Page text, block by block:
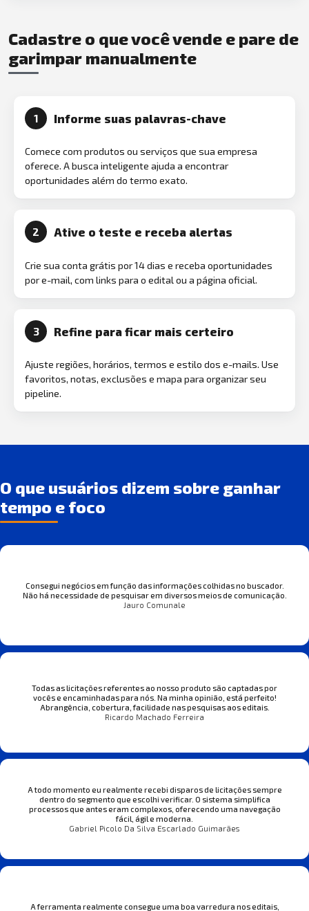
Cadastre o que você vende e pare de
garimpar manualmente
1 Informe suas palavras-chave
Comece com produtos ou serviços que sua empresa
oferece. A busca inteligente ajuda a encontrar
oportunidades além do termo exato.
2 Ative o teste e receba alertas
Crie sua conta grátis por 14 dias e receba oportunidades
por e-mail, com links para o edital ou a página oficial.
3 Refine para ficar mais certeiro
Ajuste regiões, horários, termos e estilo dos e-mails. Use
favoritos, notas, exclusões e mapa para organizar seu
pipeline.
O que usuários dizem sobre ganhar
tempo e foco
Consegui negócios em função das informações colhidas no buscador.
Não há necessidade de pesquisar em diversos meios de comunicação.
Jauro Comunale
Todas as licitações referentes ao nosso produto são captadas por
vocês e encaminhadas para nós. Na minha opinião, está perfeito!
Abrangência, cobertura, facilidade nas pesquisas aos editais.
Ricardo Machado Ferreira
A todo momento eu realmente recebi disparos de licitações sempre
dentro do segmento que escolhi verificar. O sistema simplifica
processos que antes eram complexos, oferecendo uma navegação
fácil, ágil e moderna.
Gabriel Picolo Da Silva Escarlado Guimarães
A ferramenta realmente consegue uma boa varredura nos editais,